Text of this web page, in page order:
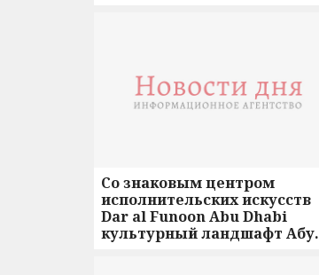
Со знаковым центром
исполнительских искусств
Dar al Funoon Abu Dhabi
культурный ландшафт Абу-